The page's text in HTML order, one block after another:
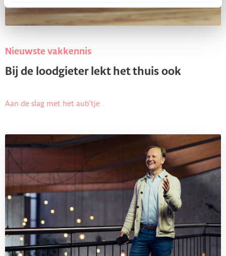
Nieuwste vakkennis
Bij de loodgieter lekt het thuis ook
Aan de slag met het aub'tje